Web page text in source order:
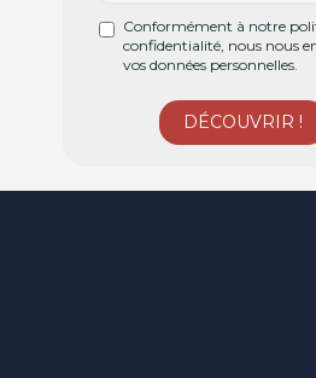
Conformément à notre
confidentialité, nous nous
vos données personnelles.